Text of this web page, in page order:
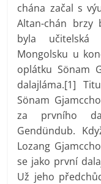
chána začal s
Altan-chán brzy
byla učitelská
Mongolsku u
oplátku Sönam
dalajláma.[1]
Sönam
za prvního
Gendündub.
Lozang
se jako první
Už jeho